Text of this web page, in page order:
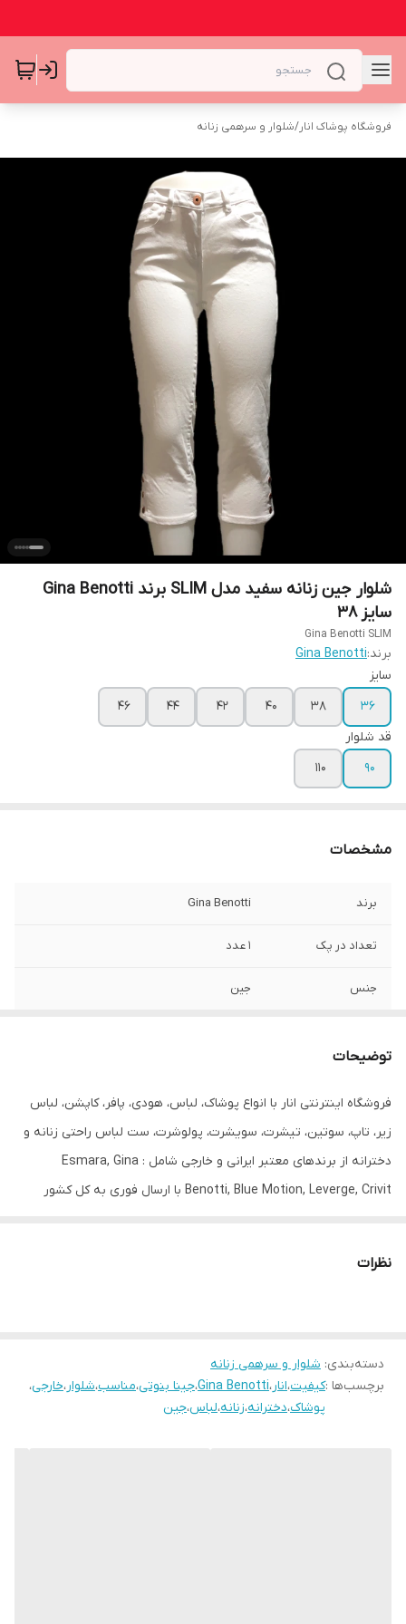
فروشگاه پوشاک انار/شلوار و سرهمی زنانه
شلوار جین زنانه سفید مدل SLIM برند Gina Benotti
سایز 38
Gina Benotti SLIM
برند:Gina Benotti
سایز
36
38
40
42
44
46
قد شلوار
90
110
مشخصات
برند Gina Benotti
تعداد در پک 1 عدد
جنس جین
SLIM
قابلیت بازگشت دارد
مورد استفاده
توضیحات
فروشگاه اینترنتی انار با انواع پوشاک، لباس، هودی، پافر، کاپشن، لباس
زیر، تاپ، سوتین، تیشرت، سویشرت، پولوشرت، ست لباس راحتی زنانه و
دخترانه از برندهای معتبر ایرانی و خارجی شامل : Esmara, Gina
Benotti, Blue Motion, Leverge, Crivit با ارسال فوری به کل کشور
نظرات
دسته‌بندی: شلوار و سرهمی زنانه
برچسب‌ها :کیفیت،انار،Gina Benotti،جینا بنوتی،مناسب،شلوار،خارجی،
پوشاک،دخترانه،زنانه،لباس،جین